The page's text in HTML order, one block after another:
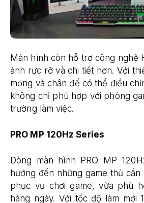
Màn hình còn hỗ trợ công nghệ
ảnh rực rỡ và chi tiết hơn. Với
mỏng và chân đế có thể điều
không chỉ phù hợp với phòng
trường làm việc.
PRO MP 120Hz Series
Dòng màn hình PRO MP
hướng đến những game thủ cần
phục vụ chơi game, vừa phù
hàng ngày. Với tốc độ làm mới